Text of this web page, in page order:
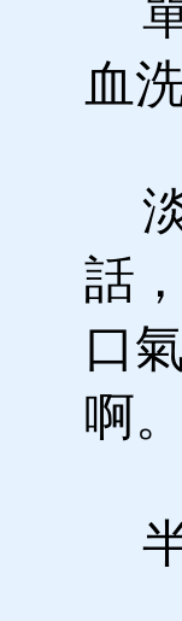
單
血
淡
話
口
啊。
半